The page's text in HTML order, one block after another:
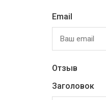
Email
Отзыв
Заголовок